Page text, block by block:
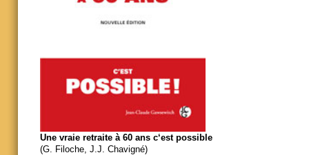
Une vraie retraite à 60 ans c‘est possible
(G. Filoche, J.J. Chavigné)